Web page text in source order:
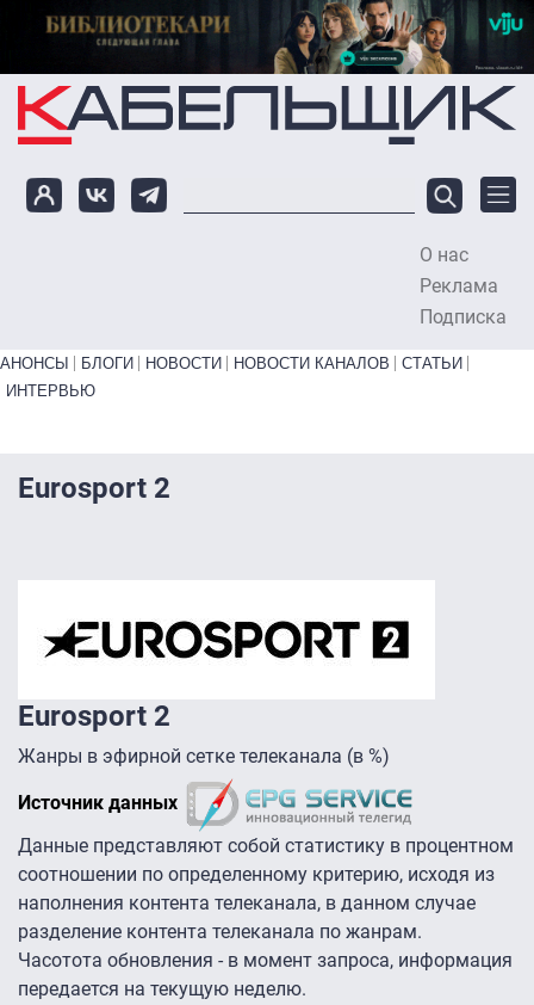
Перейти к основному содержанию
О нас
Реклама
Подписка
Primary links bottom
АНОНСЫ БЛОГИ НОВОСТИ НОВОСТИ КАНАЛОВ
СТАТЬИ
ИНТЕРВЬЮ
Eurosport 2
Eurosport 2
Жанры в эфирной сетке телеканала (в %)
Источник данных
Данные представляют собой статистику в процентном
соотношении по определенному критерию, исходя из
наполнения контента телеканала, в данном случае
разделение контента телеканала по жанрам.
Часотота обновления - в момент запроса, информация
передается на текущую неделю.